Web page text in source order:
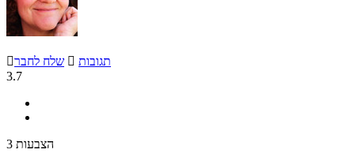
שלח לחבר  תגובות
3.7
3 הצבעות